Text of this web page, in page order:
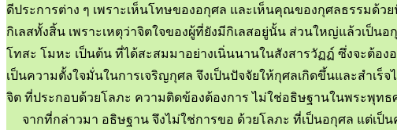
ดีประการต่าง ๆ เพราะเห็นโทษของอกุศล และเห็นคุณของกุศลธรรมด้
กิเลสทั้งสิ้น เพราะเหตุว่าจิตใจของผู้ที่ยังมีกิเลสอยู่นั้น ส่วนใหญ่แล้วเป็น
โทสะ โมหะ เป็นต้น ที่ได้สะสมมาอย่างเนิ่นนานในสังสารวัฏฏ์ ซึ่งจะต้อ
เป็นความตั้งใจมั่นในการเจริญกุศล จึงเป็นปัจจัยให้กุศลเกิดขึ้นและสำเ
จิต ที่ประกอบด้วยโลภะ ความติดข้องต้องการ ไม่ใช่อธิษฐานในพระพุทธ
จากที่กล่าวมา อธิษฐาน จึงไม่ใช่การขอ ด้วยโลภะ ที่เป็นอกุศล แต่เป็น